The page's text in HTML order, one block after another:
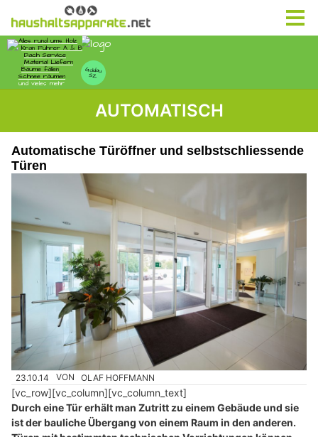
AUTOMATISCH
Automatische Türöffner und selbstschliessende
Türen
23.10.14 VON OLAF HOFFMANN
[vc_row][vc_column][vc_column_text]
Durch eine Tür erhält man Zutritt zu einem Gebäude und sie
ist der bauliche Übergang von einem Raum in den anderen.